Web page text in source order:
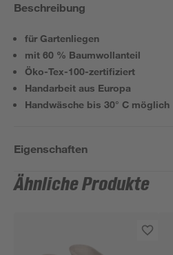
Beschreibung
für Gartenliegen
mit 60 % Baumwollanteil
Öko-Tex-100-zertifiziert
Handarbeit aus Europa
Handwäsche bis 30° C möglich
Eigenschaften
Ähnliche Produkte